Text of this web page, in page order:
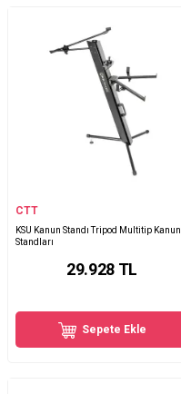
CTT
KSU Kanun Standı Tripod Multitip Kanun
Standları
29.928TL
Sepete Ekle